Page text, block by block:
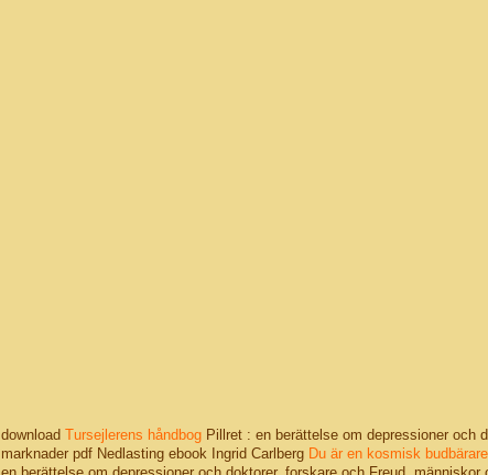
download Tursejlerens håndbogPillret : en berättelse om depressioner och
marknader pdf Nedlasting ebook Ingrid Carlberg Du är en kosmisk budbärare